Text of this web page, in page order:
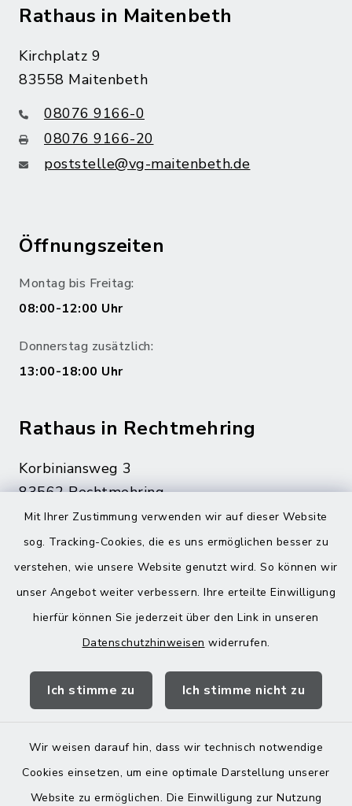
Mit Ihrer Zustimmung verwenden wir auf dieser Website
sog. Tracking-Cookies, die es uns ermöglichen besser zu
verstehen, wie unsere Website genutzt wird. So können wir
unser Angebot weiter verbessern. Ihre erteilte Einwilligung
hierfür können Sie jederzeit über den Link in unseren
Datenschutzhinweisen widerrufen.
Ich stimme zu Ich stimme nicht zu
Wir weisen darauf hin, dass wir technisch notwendige
Cookies einsetzen, um eine optimale Darstellung unserer
Website zu ermöglichen. Die Einwilligung zur Nutzung
Rathaus in Maitenbeth
Kirchplatz 9
83558 Maitenbeth
08076 9166-0
08076 9166-20
poststelle@vg-maitenbeth.de
Öffnungszeiten
Montag bis Freitag:
08:00-12:00 Uhr
Donnerstag zusätzlich:
13:00-18:00 Uhr
Rathaus in Rechtmehring
Korbiniansweg 3
83562 Rechtmehring
08076 499
08076 8595
poststelle@vg-maitenbeth.de
Landratsamt Mühldorf